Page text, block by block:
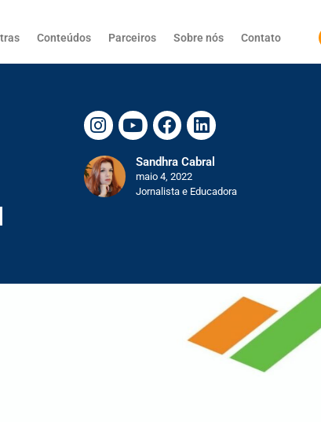
Conteúdos Parceiros Sobre nós Contato
Sandhra Cabral
maio 4, 2022
Jornalista e Educadora